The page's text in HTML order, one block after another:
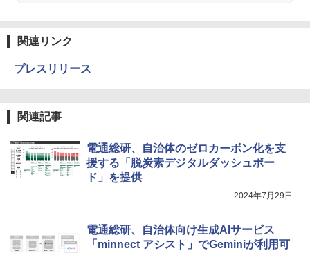
関連リンク
プレスリリース
関連記事
電通総研、自治体のゼロカーボン化を支
援する「脱炭素デジタルダッシュボー
ド」を提供
2024年7月29日
電通総研、自治体向け生成AIサービス
「minnect アシスト」でGeminiが利用可